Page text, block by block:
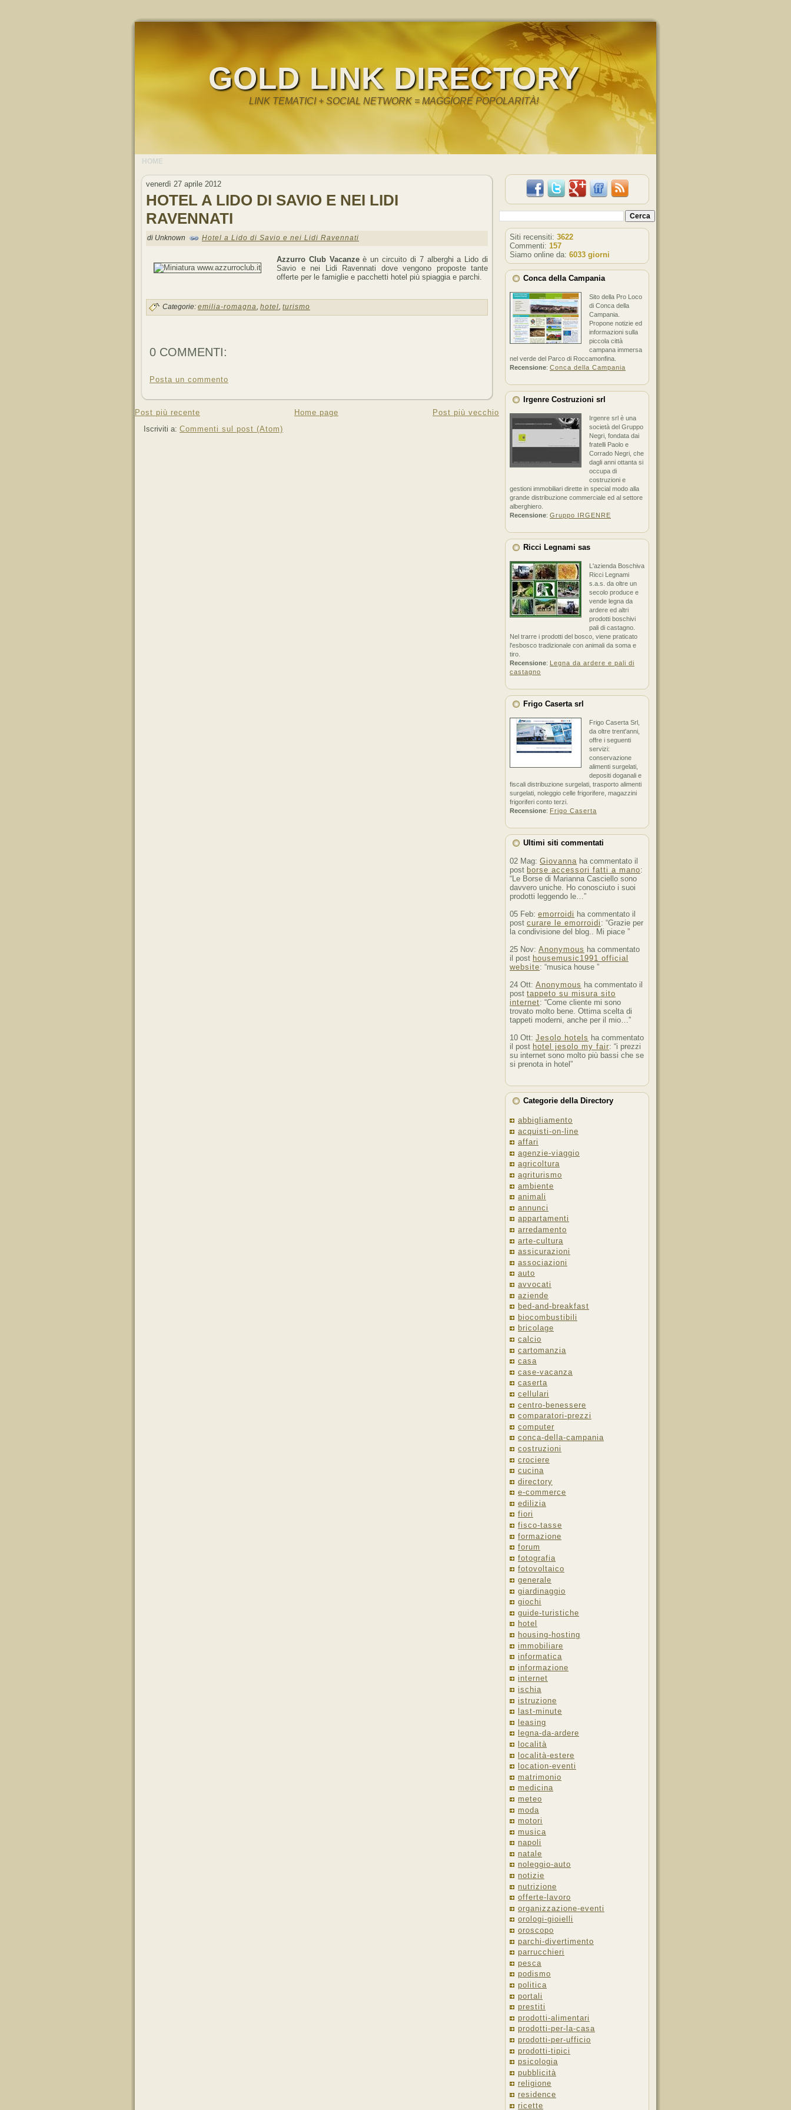
GOLD LINK DIRECTORY
LINK TEMATICI + SOCIAL NETWORK = MAGGIORE POPOLARITÀ!
HOME
venerdì 27 aprile 2012
HOTEL A LIDO DI SAVIO E NEI LIDI
RAVENNATI
di Unknown Hotel a Lido di Savio e nei Lidi Ravennati
Azzurro Club Vacanzeè un circuito di 7 alberghi a Lido di
Savio e nei Lidi Ravennati dove vengono proposte tante
offerte per le famiglie e pacchetti hotel più spiaggia e parchi.
Categorie: emilia-romagna, hotel, turismo
0 COMMENTI:
Posta un commento
Post più recente Post più vecchio
Home page
Iscriviti a: Commenti sul post (Atom)
Siti recensiti: 3622
Commenti: 157
Siamo online da: 6033 giorni
Conca della Campania
Sito della Pro Loco
di Conca della
Campania.
Propone notizie ed
informazioni sulla
piccola città
campana immersa
nel verde del Parco di Roccamonfina.
Recensione: Conca della Campania
Irgenre Costruzioni srl
Irgenre srl è una
società del Gruppo
Negri, fondata dai
fratelli Paolo e
Corrado Negri, che
dagli anni ottanta si
occupa di
costruzioni e
gestioni immobiliari dirette in special modo alla
grande distribuzione commerciale ed al settore
alberghiero.
Recensione: Gruppo IRGENRE
Ricci Legnami sas
L'azienda Boschiva
Ricci Legnami
s.a.s. da oltre un
secolo produce e
vende legna da
ardere ed altri
prodotti boschivi
pali di castagno.
Nel trarre i prodotti del bosco, viene praticato
l'esbosco tradizionale con animali da soma e
tiro.
Recensione: Legna da ardere e pali di
castagno
Frigo Caserta srl
Frigo Caserta Srl,
da oltre trent'anni,
offre i seguenti
servizi:
conservazione
alimenti surgelati,
depositi doganali e
fiscali distribuzione surgelati, trasporto alimenti
surgelati, noleggio celle frigorifere, magazzini
frigoriferi conto terzi.
Recensione: Frigo Caserta
Ultimi siti commentati
02 Mag: Giovanna ha commentato il
post borse accessori fatti a mano:
“Le Borse di Marianna Casciello sono
davvero uniche. Ho conosciuto i suoi
prodotti leggendo le…”
05 Feb: emorroidi ha commentato il
post curare le emorroidi : “Grazie per
la condivisione del blog.. Mi piace ”
25 Nov: Anonymous ha commentato
il post housemusic1991 official
website: “musica house ”
24 Ott: Anonymous ha commentato il
post tappeto su misura sito
internet: “Come cliente mi sono
trovato molto bene. Ottima scelta di
tappeti moderni, anche per il mio…”
10 Ott: Jesolo hotels ha commentato
il post hotel jesolo my fair: “i prezzi
su internet sono molto più bassi che se
si prenota in hotel”
Categorie della Directory
abbigliamento
acquisti-on-line
affari
agenzie-viaggio
agricoltura
agriturismo
ambiente
animali
annunci
appartamenti
arredamento
arte-cultura
assicurazioni
associazioni
auto
avvocati
aziende
bed-and-breakfast
biocombustibili
bricolage
calcio
cartomanzia
casa
case-vacanza
caserta
cellulari
centro-benessere
comparatori-prezzi
computer
conca-della-campania
costruzioni
crociere
cucina
directory
e-commerce
edilizia
fiori
fisco-tasse
formazione
forum
fotografia
fotovoltaico
generale
giardinaggio
giochi
guide-turistiche
hotel
housing-hosting
immobiliare
informatica
informazione
internet
ischia
istruzione
last-minute
leasing
legna-da-ardere
località
località-estere
location-eventi
matrimonio
medicina
meteo
moda
motori
musica
napoli
natale
noleggio-auto
notizie
nutrizione
offerte-lavoro
organizzazione-eventi
orologi-gioielli
oroscopo
parchi-divertimento
parrucchieri
pesca
podismo
politica
portali
prestiti
prodotti-alimentari
prodotti-per-la-casa
prodotti-per-ufficio
prodotti-tipici
psicologia
pubblicità
religione
residence
ricette